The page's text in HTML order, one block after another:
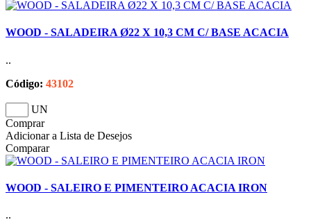
WOOD - SALADEIRA Ø22 X 10,3 CM C/ BASE ACACIA
..
Código: 43102
UN
Comprar
Adicionar a Lista de Desejos
Comparar
WOOD - SALEIRO E PIMENTEIRO ACACIA IRON
..